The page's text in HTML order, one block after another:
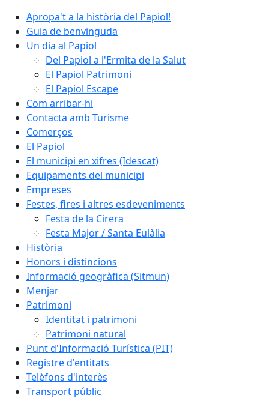
Apropa't a la història del Papiol!
Guia de benvinguda
Un dia al Papiol
Del Papiol a l'Ermita de la Salut
El Papiol Patrimoni
El Papiol Escape
Com arribar-hi
Contacta amb Turisme
Comerços
El Papiol
El municipi en xifres (Idescat)
Equipaments del municipi
Empreses
Festes, fires i altres esdeveniments
Festa de la Cirera
Festa Major / Santa Eulàlia
Història
Honors i distincions
Informació geogràfica (Sitmun)
Menjar
Patrimoni
Identitat i patrimoni
Patrimoni natural
Punt d'Informació Turística (PIT)
Registre d'entitats
Telèfons d'interès
Transport públic